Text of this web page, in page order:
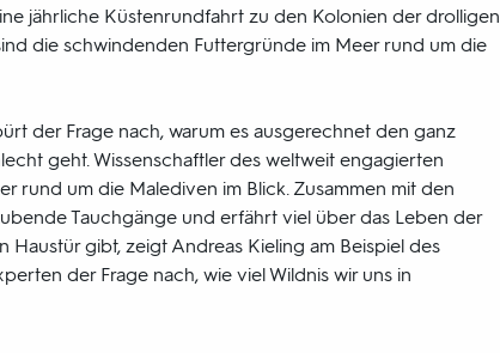
jährliche Küstenrundfahrt zu den Kolonien der drolligen
die schwindenden Futtergründe im Meer rund um die
der Frage nach, warum es ausgerechnet den ganz
geht. Wissenschaftler des weltweit engagierten
rund um die Malediven im Blick. Zusammen mit den
Tauchgänge und erfährt viel über das Leben der
Haustür gibt, zeigt Andreas Kieling am Beispiel des
der Frage nach, wie viel Wildnis wir uns in